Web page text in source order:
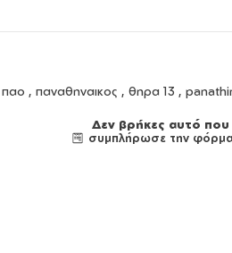
παο , παναθηναικος , θηρα 13 ,
Δεν βρήκες αυτό που
συμπλήρωσε την φόρμα